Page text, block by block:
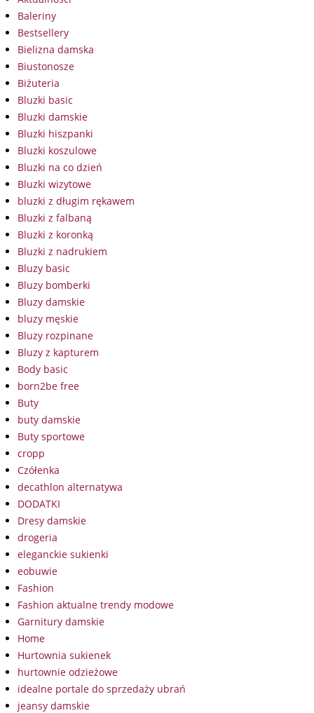
Baleriny
Bestsellery
Bielizna damska
Biustonosze
Biżuteria
Bluzki basic
Bluzki damskie
Bluzki hiszpanki
Bluzki koszulowe
Bluzki na co dzień
Bluzki wizytowe
bluzki z długim rękawem
Bluzki z falbaną
Bluzki z koronką
Bluzki z nadrukiem
Bluzy basic
Bluzy bomberki
Bluzy damskie
bluzy męskie
Bluzy rozpinane
Bluzy z kapturem
Body basic
born2be free
Buty
buty damskie
Buty sportowe
cropp
Czółenka
decathlon alternatywa
DODATKI
Dresy damskie
drogeria
eleganckie sukienki
eobuwie
Fashion
Fashion aktualne trendy modowe
Garnitury damskie
Home
Hurtownia sukienek
hurtownie odzieżowe
idealne portale do sprzedaży ubrań
jeansy damskie